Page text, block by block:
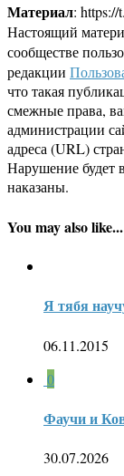
Материал: https://
Настоящий
сообществе
редакции
что такая
смежные права,
администрации
адреса (URL)
Нарушение будет
наказаны.
You may also like...
Я тябя
06.11.2015
0
Фаучи и
30.07.2026